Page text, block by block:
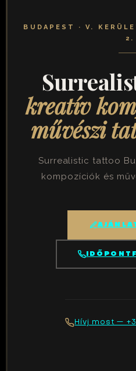
BUDAPEST · V.
2.
kreatív
művészi
Surrealistic tattoo
kompozíciók és
Hívj most —